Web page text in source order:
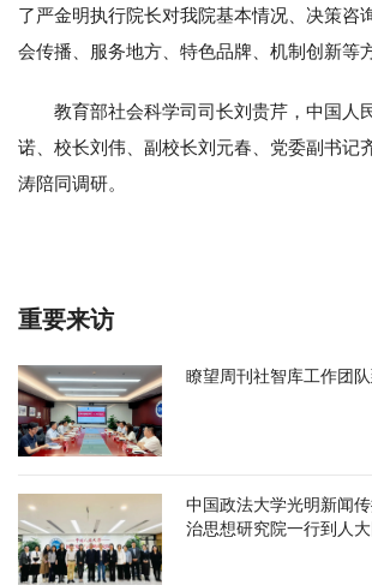
了严金明执行院长对我院基本情况、决策咨
会传播、服务地方、特色品牌、机制创新等
教育部社会科学司司长刘贵芹，中国人
诺、校长刘伟、副校长刘元春、党委副书记
涛陪同调研。
重要来访
瞭望周刊社智库工作团
中国政法大学光明新闻
治思想研究院一行到人